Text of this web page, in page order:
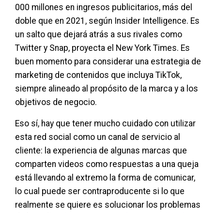
000 millones en ingresos publicitarios, más del
doble que en 2021, según Insider Intelligence. Es
un salto que dejará atrás a sus rivales como
Twitter y Snap, proyecta el New York Times. Es
buen momento para considerar una estrategia de
marketing de contenidos que incluya TikTok,
siempre alineado al propósito de la marca y a los
objetivos de negocio.
Eso sí, hay que tener mucho cuidado con utilizar
esta red social como un canal de servicio al
cliente: la experiencia de algunas marcas que
comparten videos como respuestas a una queja
está llevando al extremo la forma de comunicar,
lo cual puede ser contraproducente si lo que
realmente se quiere es solucionar los problemas